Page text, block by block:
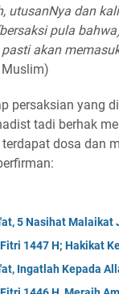
utusanNya dan
pula
akan
Muslim)
persaksian yang
tadi berhak
dosa dan
5 Nasihat Malaikat
1447 H; Hakikat
Ingatlah Kepada